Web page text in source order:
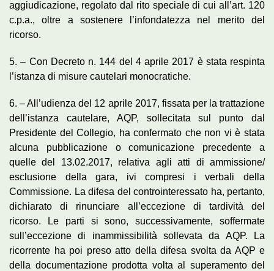
aggiudicazione, regolato dal rito speciale di cui all’art. 120
c.p.a., oltre a sostenere l’infondatezza nel merito del
ricorso.
5. – Con Decreto n. 144 del 4 aprile 2017 è stata respinta
l’istanza di misure cautelari monocratiche.
6. – All’udienza del 12 aprile 2017, fissata per la trattazione
dell’istanza cautelare, AQP, sollecitata sul punto dal
Presidente del Collegio, ha confermato che non vi è stata
alcuna pubblicazione o comunicazione precedente a
quelle del 13.02.2017, relativa agli atti di ammissione/
esclusione della gara, ivi compresi i verbali della
Commissione. La difesa del controinteressato ha, pertanto,
dichiarato di rinunciare all’eccezione di tardività del
ricorso. Le parti si sono, successivamente, soffermate
sull’eccezione di inammissibilità sollevata da AQP. La
ricorrente ha poi preso atto della difesa svolta da AQP e
della documentazione prodotta volta al superamento del